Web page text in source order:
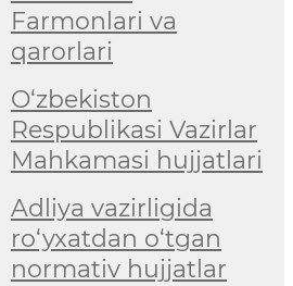
Farmonlari va
qarorlari
O‘zbekiston
Respublikasi Vazirlar
Mahkamasi hujjatlari
Adliya vazirligida
ro‘yxatdan o‘tgan
normativ hujjatlar